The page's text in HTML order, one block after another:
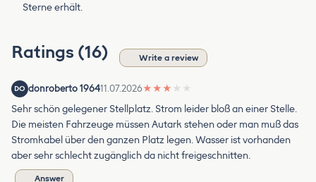
Sterne erhält.
Ratings (16) Write a review
DO donroberto 196411.07.2026★ ★ ★ ★ ★
Sehr schön gelegener Stellplatz. Strom leider bloß an einer Stelle.
Die meisten Fahrzeuge müssen Autark stehen oder man muß das
Stromkabel über den ganzen Platz legen. Wasser ist vorhanden
aber sehr schlecht zugänglich da nicht freigeschnitten.
Answer